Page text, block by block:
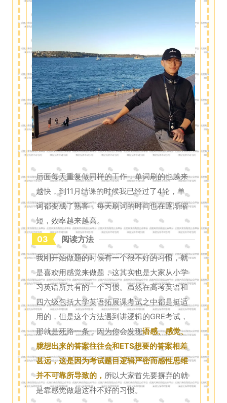
后面每天重复做同样的工作，单词刷的也越来
越快，到11月结课的时候我已经过了4轮，单
词都变成了熟客，每天刷词的时间也在逐渐缩
短，效率越来越高。
03 阅读方法
我刚开始做题的时候有一个很不好的习惯，就
是喜欢用感觉来做题，这其实也是大家从小学
习英语所共有的一个习惯。虽然在高考英语和
四六级包括大学英语拓展课考试之中都是挺适
用的，但是这个方法遇到讲逻辑的GRE考试，
那就是死路一条，因为你会发现语感、感觉、
臆想出来的答案往往会和ETS想要的答案相差
甚远，这是因为考试题目逻辑严密而感性思维
并不可靠所导致的， 所以大家首先要摒弃的就
是靠感觉做题这种不好的习惯。